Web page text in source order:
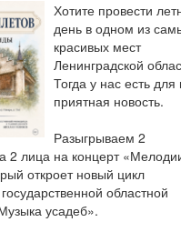
Хотите провести
день в одном из
красивых мест
Ленинградской
Тогда у нас есть для
приятная новость.
Разыгрываем 2
2 лица на концерт
откроет новый цикл
областной
усадеб».